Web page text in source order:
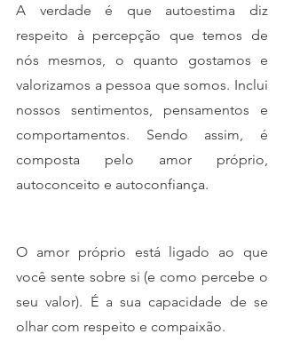
A verdade é que autoestima diz
respeito à percepção que temos de
nós mesmos, o quanto gostamos e
valorizamos a pessoa que somos. Inclui
nossos sentimentos, pensamentos e
comportamentos. Sendo assim, é
composta pelo amor próprio,
autoconceito e autoconfiança.
O amor próprio está ligado ao que
você sente sobre si (e como percebe o
seu valor). É a sua capacidade de se
olhar com respeito e compaixão.